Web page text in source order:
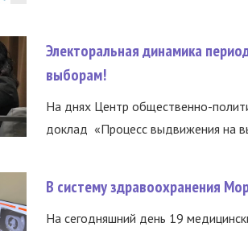
Электоральная динамика
выборам!
На днях Центр общественно-
доклад «Процесс выдвижения на
В систему здравоохранения
На сегодняшний день 19